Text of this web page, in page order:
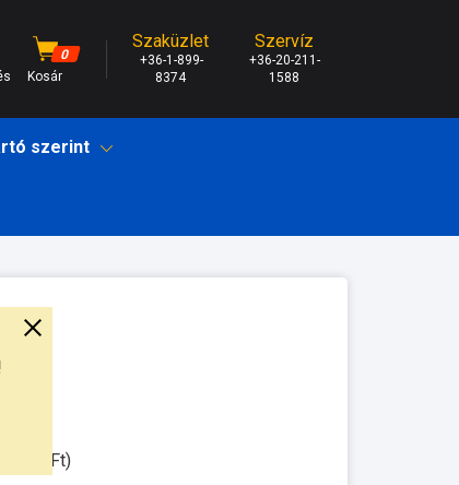
0
Kosár
Szaküzlet
+36-1-899-
8374
Szervíz
+36-20-211-
1588
szerint
3.000Ft)